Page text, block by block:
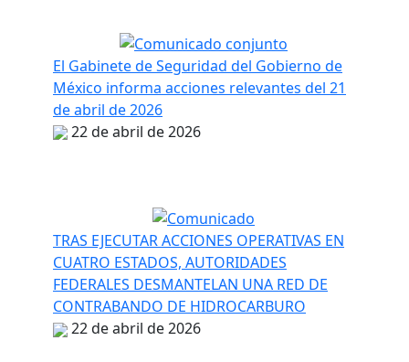
El Gabinete de Seguridad del Gobierno de
México informa acciones relevantes del 21
de abril de 2026
22 de abril de 2026
TRAS EJECUTAR ACCIONES OPERATIVAS EN
CUATRO ESTADOS, AUTORIDADES
FEDERALES DESMANTELAN UNA RED DE
CONTRABANDO DE HIDROCARBURO
22 de abril de 2026